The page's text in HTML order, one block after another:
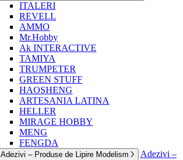
ITALERI
REVELL
AMMO
Mr.Hobby
Ak INTERACTIVE
TAMIYA
TRUMPETER
GREEN STUFF
HAOSHENG
ARTESANIA LATINA
HELLER
MIRAGE HOBBY
MENG
FENGDA
Adezivi – Produse de Lipire Modelism
Adezivi –